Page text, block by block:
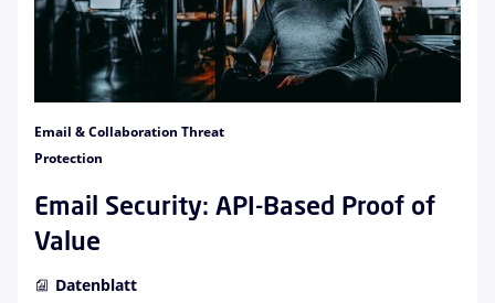
Email & Collaboration Threat
Protection
Email Security: API-Based Proof of
Value
Datenblatt